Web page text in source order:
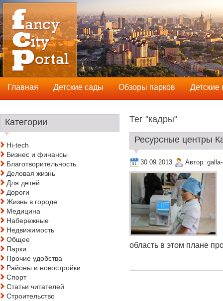
Тег "кадры"
Ресурсные центры
30.09.2013 Автор:
область в этом плане
Категории
Hi-tech
Бизнес и финансы
Благотворительность
Деловая жизнь
Для детей
Дороги
Жизнь в городе
Медицина
Набережные
Недвижимость
Общее
Парки
Прочие удобства
Районы и новостройки
Спорт
Статьи читателей
Строительство
Главная Детские сады Обзоры парков Детские